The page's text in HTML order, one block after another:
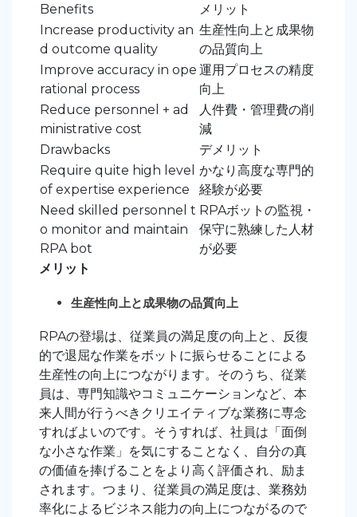
Benefits
メリット
Increase productivity an
d outcome quality
生産性向上と成果物
の品質向上
Improve accuracy in ope
rational process
運用プロセスの精度
向上
Reduce personnel + ad
ministrative cost
人件費・管理費の削
減
Drawbacks
デメリット
Require quite high level
of expertise experience
かなり高度な専門的
経験が必要
Need skilled personnel t
o monitor and maintain
RPA bot
RPAボットの監視・
保守に熟練した人材
が必要
メリット
生産性向上と成果物の品質向上
RPAの登場は、従業員の満足度の向上と、反復
的で退屈な作業をボットに振らせることによる
生産性の向上につながります。そのうち、従業
員は、専門知識やコミュニケーションなど、本
来人間が行うべきクリエイティブな業務に専念
すればよいのです。そうすれば、社員は「面倒
な小さな作業」を気にすることなく、自分の真
の価値を捧げることをより高く評価され、励ま
されます。つまり、従業員の満足度は、業務効
率化によるビジネス能力の向上につながるので